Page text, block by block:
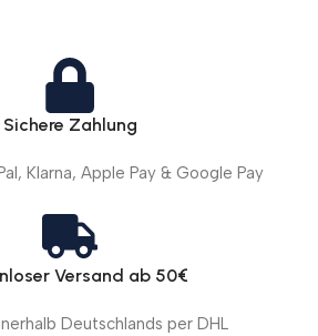
Sichere Zahlung
Klarna, Apple Pay & Google Pay
Versand ab 50€
Deutschlands per DHL